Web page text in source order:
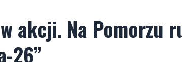
akcji. Na Pomorzu
26”